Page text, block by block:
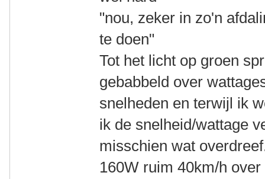
"nou, zeker in zo'n
te doen"
Tot het licht op groen
gebabbeld over
snelheden en terwijl ik
ik de snelheid/wattage
misschien wat
160W ruim 40km/h